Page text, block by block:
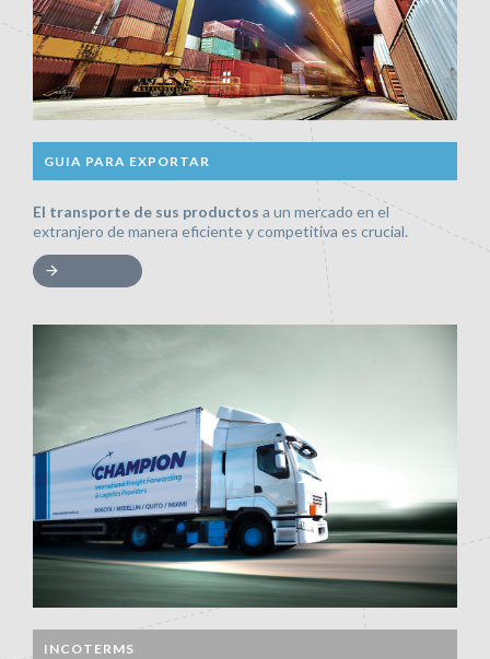
GUIA PARA EXPORTAR
El transporte de sus productos a un mercado en el
extranjero de manera eficiente y competitiva es crucial.
INCOTERMS